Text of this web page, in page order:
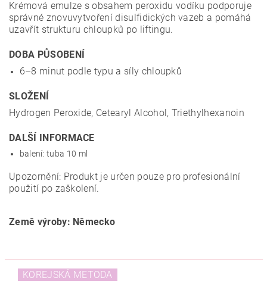
Krémová emulze s obsahem peroxidu vodíku podporuje
správné znovuvytvoření disulfidických vazeb a pomáhá
uzavřít strukturu chloupků po liftingu.
DOBA PŮSOBENÍ
6–8 minut podle typu a síly chloupků
SLOŽENÍ
Hydrogen Peroxide, Cetearyl Alcohol, Triethylhexanoin
DALŠÍ INFORMACE
balení: tuba 10 ml
Upozornění: Produkt je určen pouze pro profesionální
použití po zaškolení.
Země výroby: Německo
KOREJSKÁ METODA